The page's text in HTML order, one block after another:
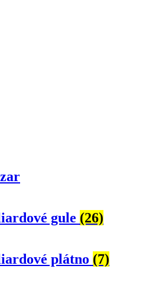
gule (26)
plátno (7)